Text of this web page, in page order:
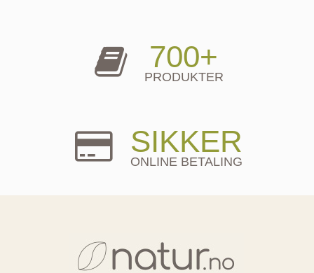
700+
PRODUKTER
SIKKER
ONLINE BETALING